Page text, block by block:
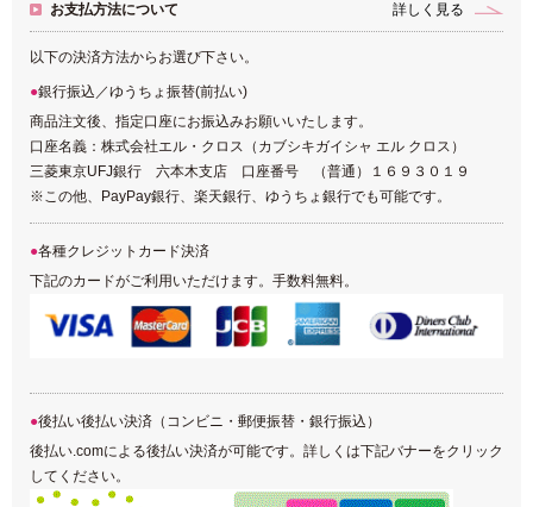
お支払方法について 詳しく見る
以下の決済方法からお選び下さい。
銀行振込／ゆうちょ振替(前払い)
商品注文後、指定口座にお振込みお願いいたします。
口座名義：株式会社エル・クロス（カブシキガイシャ エル クロス）
三菱東京UFJ銀行 六本木支店 口座番号 （普通）１６９３０１９
※この他、PayPay銀行、楽天銀行、ゆうちょ銀行でも可能です。
各種クレジットカード決済
下記のカードがご利用いただけます。手数料無料。
後払い後払い決済（コンビニ・郵便振替・銀行振込）
後払い.comによる後払い決済が可能です。詳しくは下記バナーをクリック
してください。